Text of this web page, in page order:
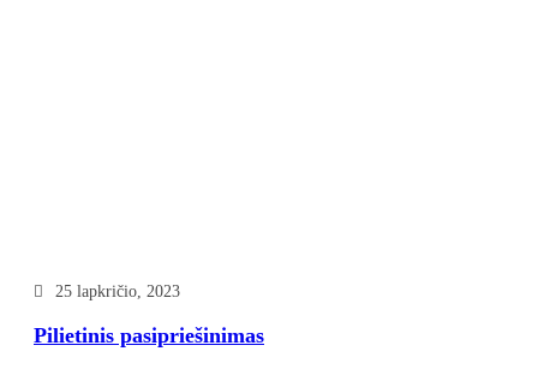
25 lapkričio, 2023
Pilietinis pasipriešinimas